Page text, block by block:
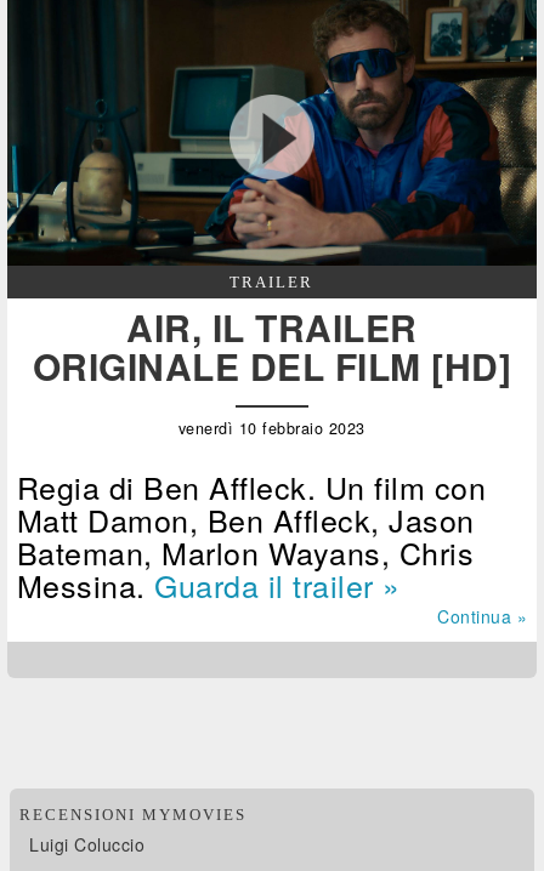
TRAILER
AIR, IL TRAILER
ORIGINALE DEL FILM [HD]
venerdì 10 febbraio 2023
Regia di Ben Affleck. Un film con
Matt Damon, Ben Affleck, Jason
Bateman, Marlon Wayans, Chris
Messina.Guarda il trailer »
Continua »
RECENSIONI MYMOVIES
Luigi Coluccio